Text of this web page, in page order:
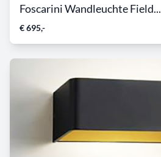
Foscarini Wandleuchte Field...
€ 695,-